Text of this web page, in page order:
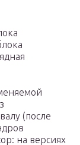
(после
на версиях